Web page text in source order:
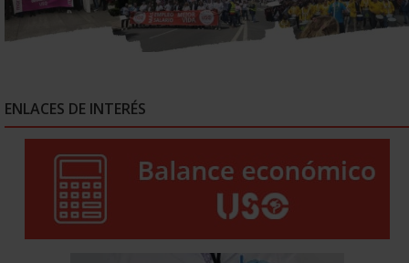
ENLACES DE INTERÉS